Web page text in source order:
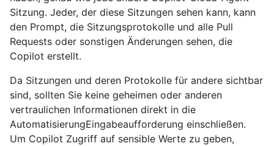
Sitzung. Jeder, der diese Sitzungen sehen kann, kann
den Prompt, die Sitzungsprotokolle und alle Pull
Requests oder sonstigen Änderungen sehen, die
Copilot erstellt.
Da Sitzungen und deren Protokolle für andere sichtbar
sind, sollten Sie keine geheimen oder anderen
vertraulichen Informationen direkt in die
AutomatisierungEingabeaufforderung einschließen.
Um Copilot Zugriff auf sensible Werte zu geben,